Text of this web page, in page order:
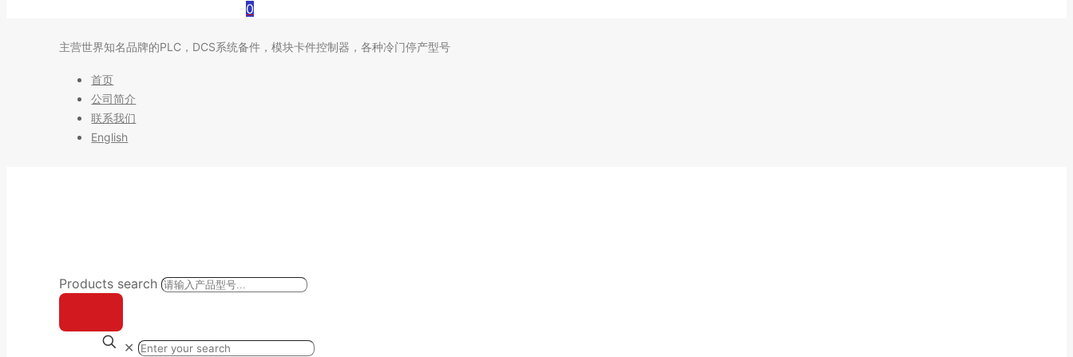
0
主营世界知名品牌的PLC，DCS系统备件，模块卡件控制器，各种冷门停产型号
首页
公司简介
联系我们
English
Products search
✕